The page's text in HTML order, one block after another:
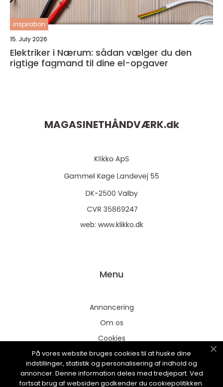
inspiration
15. July 2026
Elektriker i Nærum: sådan vælger du den
rigtige fagmand til dine el-opgaver
MAGASINETHÅNDVÆRK.dk
web: www.klikko.dk
Menu
Annoncering
Om os
Cookies
Kontakt os
Sitemap
På vores website bruges cookies til at huske dine
indstillinger, statistik og personalisering af indhold og
annoncer. Denne information deles med tredjepart. Ved
fortsat brug af websiden godkender du cookiepolitikken.